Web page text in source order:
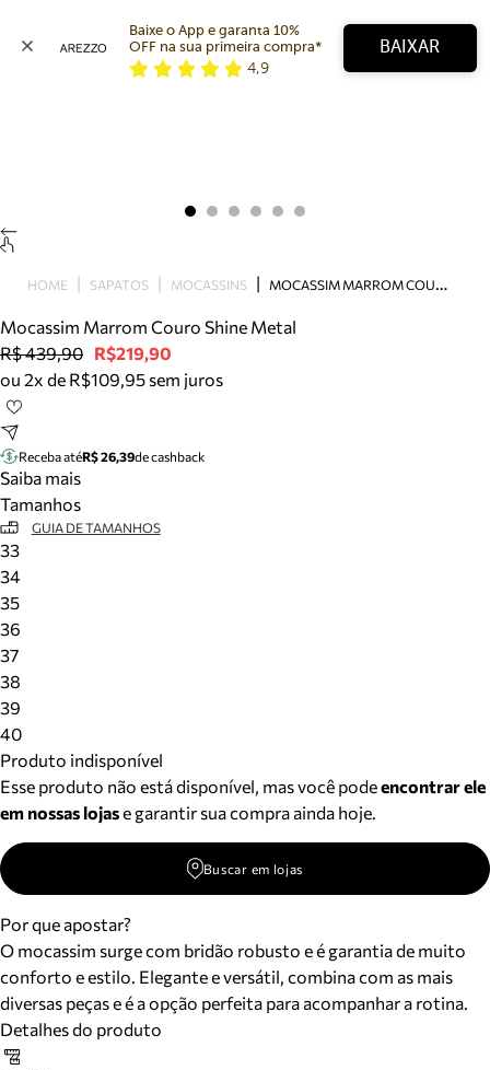
Bolsa
Tamanco
Tênis
Mule
Tire dúvidas sobre pedidos, devoluções e mais.
Meus pedidos
Acompanhe seus pedidos e solicite devoluções.
Baixe o App e garanta 10%
OFF na sua primeira compra*
4,9
BAIXAR
HOME SAPATOS MOCASSINS M
OCASSIM MARROM COURO SHINE METAL
Mocassim Marrom Couro Shine Metal
R$ 439,90 R$219,90
ou 2x de R$109,95 sem juros
Receba atéR$ 26,39de cashback
Saiba mais
Tamanhos
GUIA DE TAMANHOS
33
34
35
36
37
38
39
40
Produto indisponível
Esse produto não está disponível, mas você podeencontrar ele
em nossas lojase garantir sua compra ainda hoje.
Buscar em lojas
Por que apostar?
O mocassim surge com bridão robusto e é garantia de muito
conforto e estilo. Elegante e versátil, combina com as mais
diversas peças e é a opção perfeita para acompanhar a rotina.
Detalhes do produto